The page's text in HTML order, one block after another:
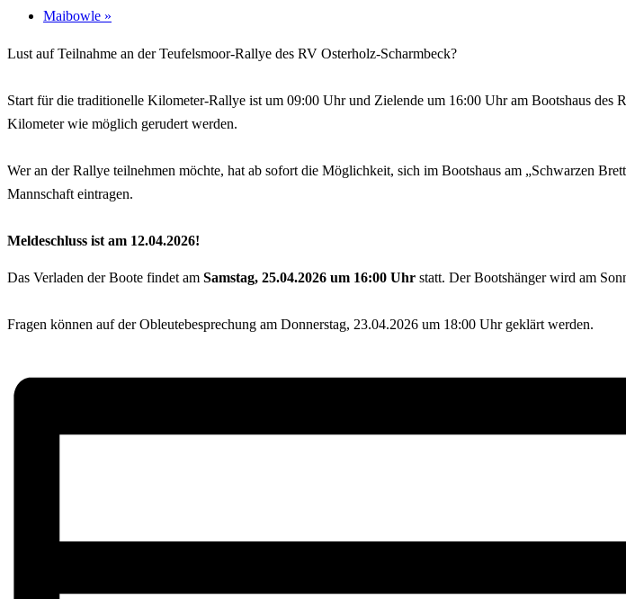
Maibowle »
Lust auf Teilnahme an der Teufelsmoor-Rallye des RV Osterholz-Scharmbeck?
Start für die traditionelle Kilometer-Rallye ist um 09:00 Uhr und Zielende um 16:00 Uhr am Bootshaus
Kilometer wie möglich gerudert werden.
Wer an der Rallye teilnehmen möchte, hat ab sofort die Möglichkeit, sich im Bootshaus am „Schwarzen
Mannschaft eintragen.
Meldeschluss ist am 12.04.2026!
Das Verladen der Boote findet am Samstag, 25.04.2026 um 16:00 Uhr statt. Der Bootshänger wird am
Fragen können auf der Obleutebesprechung am Donnerstag, 23.04.2026 um 18:00 Uhr geklärt werden.